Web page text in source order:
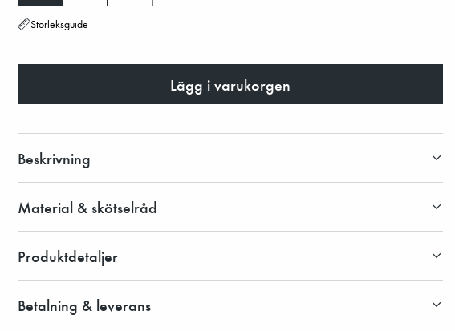
Storleksguide
Lägg i varukorgen
Beskrivning
Material & skötselråd
Produktdetaljer
Betalning & leverans